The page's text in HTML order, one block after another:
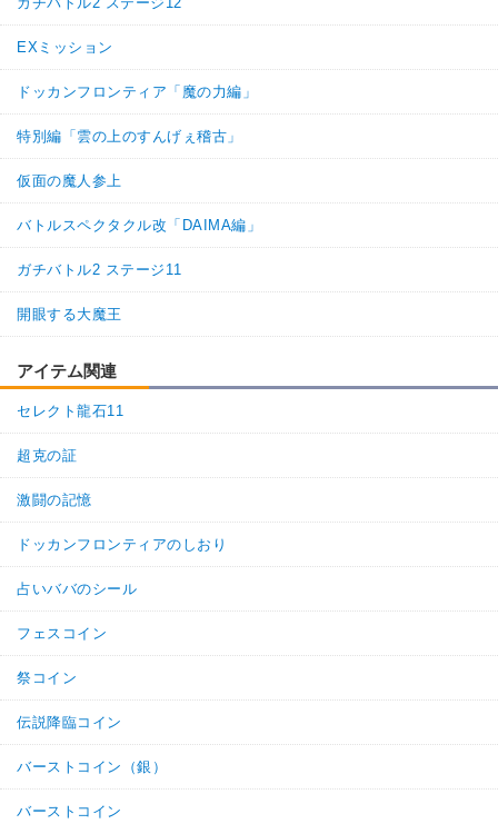
EXミッション
ドッカンフロンティア「魔の力編」
特別編「雲の上のすんげぇ稽古」
仮面の魔人参上
バトルスペクタクル改「DAIMA編」
ガチバトル2 ステージ11
開眼する大魔王
アイテム関連
セレクト龍石11
超克の証
激闘の記憶
ドッカンフロンティアのしおり
占いババのシール
フェスコイン
祭コイン
伝説降臨コイン
バーストコイン（銀）
バーストコイン